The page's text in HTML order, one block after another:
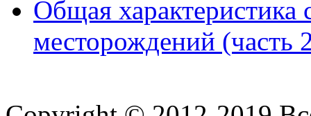
Общая характеристика
месторождений (часть